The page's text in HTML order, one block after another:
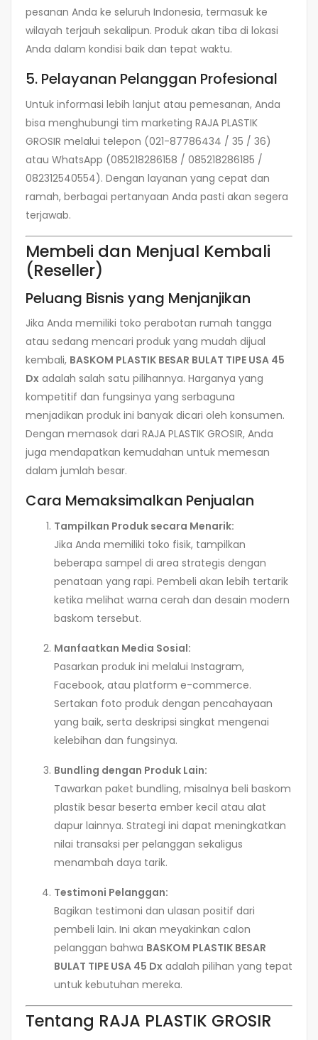
pesanan Anda ke seluruh Indonesia, termasuk ke
wilayah terjauh sekalipun. Produk akan tiba di lokasi
Anda dalam kondisi baik dan tepat waktu.
5. Pelayanan Pelanggan Profesional
Untuk informasi lebih lanjut atau pemesanan, Anda
bisa menghubungi tim marketing RAJA PLASTIK
GROSIR melalui telepon (021-87786434 / 35 / 36)
atau WhatsApp (085218286158 / 085218286185 /
082312540554). Dengan layanan yang cepat dan
ramah, berbagai pertanyaan Anda pasti akan segera
terjawab.
Membeli dan Menjual Kembali
(Reseller)
Peluang Bisnis yang Menjanjikan
Jika Anda memiliki toko perabotan rumah tangga
atau sedang mencari produk yang mudah dijual
kembali, BASKOM PLASTIK BESAR BULAT TIPE USA 45
Dx adalah salah satu pilihannya. Harganya yang
kompetitif dan fungsinya yang serbaguna
menjadikan produk ini banyak dicari oleh konsumen.
Dengan memasok dari RAJA PLASTIK GROSIR, Anda
juga mendapatkan kemudahan untuk memesan
dalam jumlah besar.
Cara Memaksimalkan Penjualan
Tampilkan Produk secara Menarik:
Jika Anda memiliki toko fisik, tampilkan
beberapa sampel di area strategis dengan
penataan yang rapi. Pembeli akan lebih tertarik
ketika melihat warna cerah dan desain modern
baskom tersebut.
Manfaatkan Media Sosial:
Pasarkan produk ini melalui Instagram,
Facebook, atau platform e-commerce.
Sertakan foto produk dengan pencahayaan
yang baik, serta deskripsi singkat mengenai
kelebihan dan fungsinya.
Bundling dengan Produk Lain:
Tawarkan paket bundling, misalnya beli baskom
plastik besar beserta ember kecil atau alat
dapur lainnya. Strategi ini dapat meningkatkan
nilai transaksi per pelanggan sekaligus
menambah daya tarik.
Testimoni Pelanggan:
Bagikan testimoni dan ulasan positif dari
pembeli lain. Ini akan meyakinkan calon
pelanggan bahwa BASKOM PLASTIK BESAR
BULAT TIPE USA 45 Dx adalah pilihan yang tepat
untuk kebutuhan mereka.
Tentang RAJA PLASTIK GROSIR